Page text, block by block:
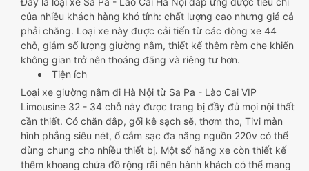
của nhiều khách hàng khó tính: chất lượng cao nhưng giá cả
phải chăng. Loại xe này được cải tiến từ các dòng xe 44
chỗ, giảm số lượng giường nằm, thiết kế thêm rèm che khiến
không gian trở nên thoáng đãng và riêng tư hơn.
Tiện ích
Loại xe giường nằm đi Hà Nội từ Sa Pa - Lào Cai VIP
Limousine 32 - 34 chỗ này được trang bị đầy đủ mọi nội thất
cần thiết. Có chăn đắp, gối kê sạch sẽ, thơm tho, Tivi màn
hình phẳng siêu nét, ổ cắm sạc đa năng nguồn 220v có thể
dùng chung cho nhiều thiết bị. Một số hãng xe còn thiết kế
thêm khoang chứa đồ rộng rãi nên hành khách có thể mang